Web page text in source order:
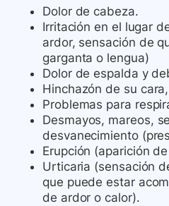
Dolor de cabeza.
Irritación en el lugar
ardor, sensación de
garganta o lengua)
Dolor de espalda y
Hinchazón de su
Problemas para
Desmayos, mareos,
desvanecimiento
Erupción (aparición
Urticaria (sensación
que puede estar
de ardor o calor).